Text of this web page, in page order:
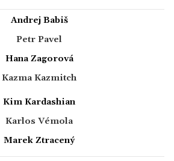
Andrej Babiš
Petr Pavel
Hana Zagorová
Kazma Kazmitch
Kim Kardashian
Karlos Vémola
Marek Ztracený